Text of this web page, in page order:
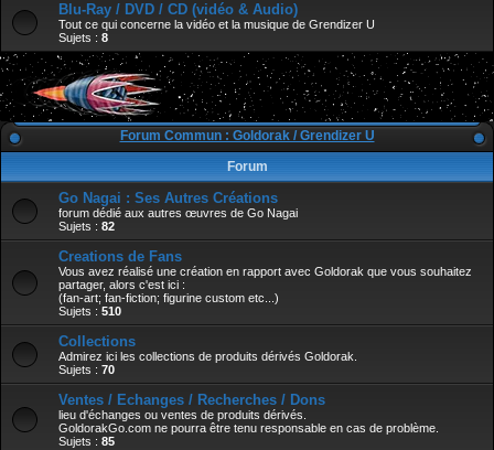
Blu-Ray / DVD / CD (vidéo & Audio)
Tout ce qui concerne la vidéo et la musique de Grendizer U
Sujets : 8
Forum Commun : Goldorak / Grendizer U
Forum
Go Nagai : Ses Autres Créations
forum dédié aux autres œuvres de Go Nagai
Sujets : 82
Creations de Fans
Vous avez réalisé une création en rapport avec Goldorak que vous souhaitez
partager, alors c'est ici :
(fan-art; fan-fiction; figurine custom etc...)
Sujets : 510
Collections
Admirez ici les collections de produits dérivés Goldorak.
Sujets : 70
Ventes / Echanges / Recherches / Dons
lieu d'échanges ou ventes de produits dérivés.
GoldorakGo.com ne pourra être tenu responsable en cas de problème.
Sujets : 85